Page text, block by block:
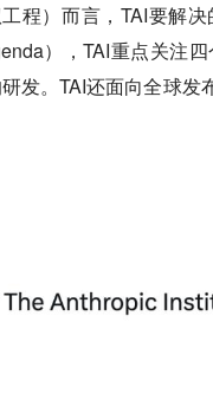
程）而言，TAI要解
），TAI重点关注
发。 TAI还面向全球发